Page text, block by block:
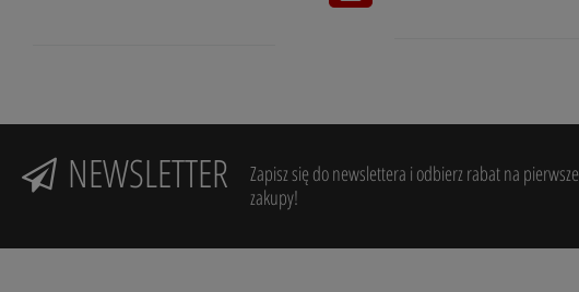
NEWSLETTER
Zapisz się do newslettera i odbierz rabat na pierwsze
zakupy!